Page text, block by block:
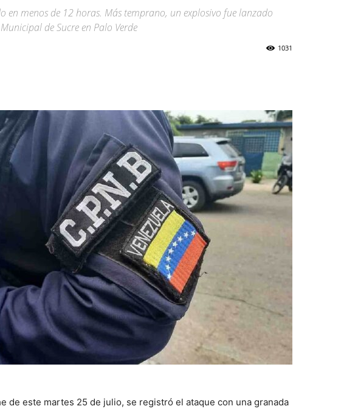
en menos de 12 horas. Más temprano, un explosivo fue lanzado
de Sucre en Palo Verde
1031
de este martes 25 de julio, se registró el ataque con una granada